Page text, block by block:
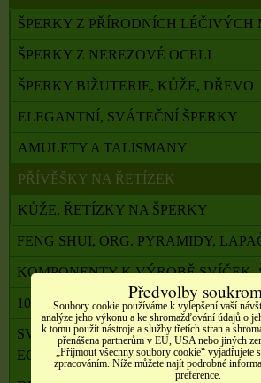
ŠPERKY Z PŘÍRODNÍCH LÉČIVÝCH
ŠPERKY Z NEREZOVÉ OCELI
ŠPERKY BIŽUTERIE, KŮŽE, DŘEVO
ELEGANTNÍ, SVÁTEČNÍ ŠPERKY
AMULETY A TALISMANY
PŘÍVĚŠKY NA ŘETÍZEK
KŮŽE, ŘETÍZKY NA ŠPERKY
FENG SHUI, ORG. PYRAMIDY,
KOMPONENTY K VÝROBĚ SVÍČEK,
100 % PŘÍRODNÍ ESENCIÁLNÍ
SVÍČKY Z PALMOVÉHO A
ECO
Předvolby
Soubory cookie používáme k vylepšení vaší
analýze jeho výkonu a ke shromažďování údajů o
k tomu použít nástroje a služby třetích stran a
přenášena partnerům v EU, USA nebo jiných
„Přijmout všechny soubory cookie“ vyjadřujete
zpracováním. Níže můžete najít podrobné
preference.